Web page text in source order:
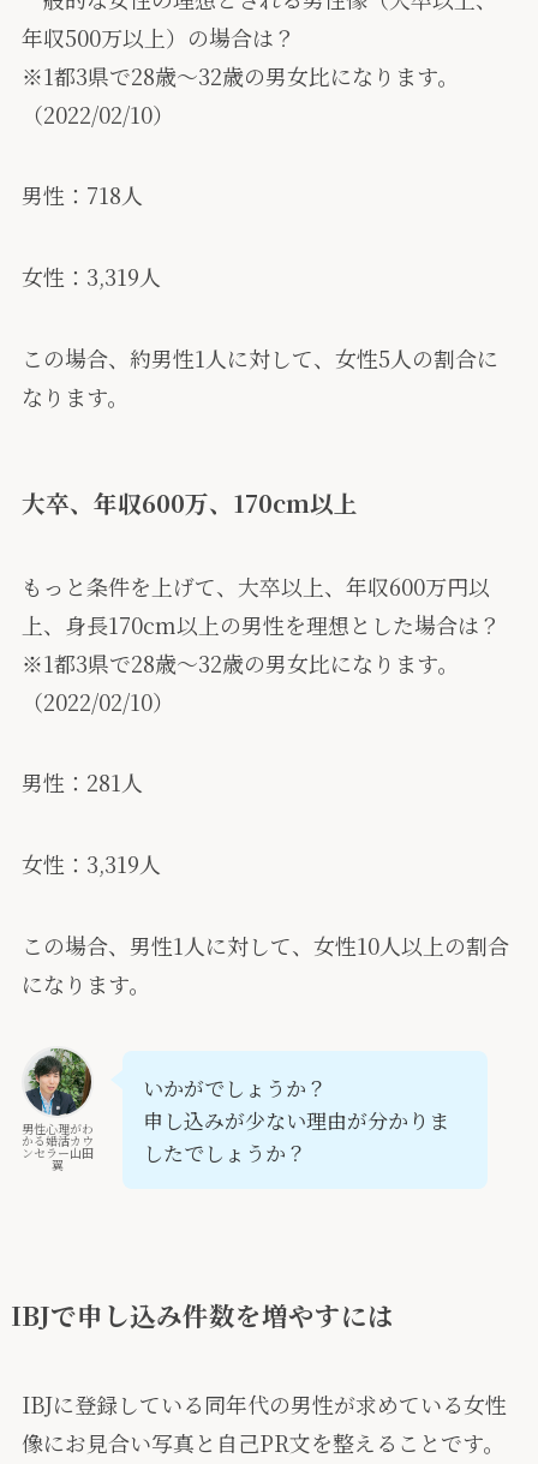
年収500万以上）の場合は？
※1都3県で28歳〜32歳の男女比になります。
（2022/02/10）
男性：718人
女性：3,319人
この場合、約男性1人に対して、女性5人の割合に
なります。
大卒、年収600万、170cm以上
もっと条件を上げて、大卒以上、年収600万円以
上、身長170cm以上の男性を理想とした場合は？
※1都3県で28歳〜32歳の男女比になります。
（2022/02/10）
男性：281人
女性：3,319人
この場合、男性1人に対して、女性10人以上の割合
になります。
男性心理がわ
かる婚活カウ
ンセラー山田
翼
いかがでしょうか？
申し込みが少ない理由が分かりま
したでしょうか？
IBJで申し込み件数を増やすには
IBJに登録している同年代の男性が求めている女性
像にお見合い写真と自己PR文を整えることです。